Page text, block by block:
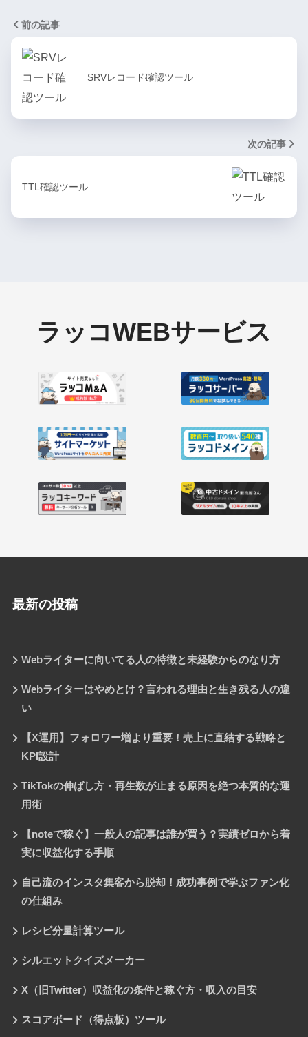
前の記事
SRVレコード確認ツール
次の記事
TTL確認ツール
ラッコWEBサービス
最新の投稿
Webライターに向いてる人の特徴と未経験からのなり方
Webライターはやめとけ？言われる理由と生き残る人の違
い
【X運用】フォロワー増より重要！売上に直結する戦略と
KPI設計
TikTokの伸ばし方・再生数が止まる原因を絶つ本質的な運
用術
【noteで稼ぐ】一般人の記事は誰が買う？実績ゼロから着
実に収益化する手順
自己流のインスタ集客から脱却！成功事例で学ぶファン化
の仕組み
レシピ分量計算ツール
シルエットクイズメーカー
X（旧Twitter）収益化の条件と稼ぐ方・収入の目安
スコアボード（得点板）ツール